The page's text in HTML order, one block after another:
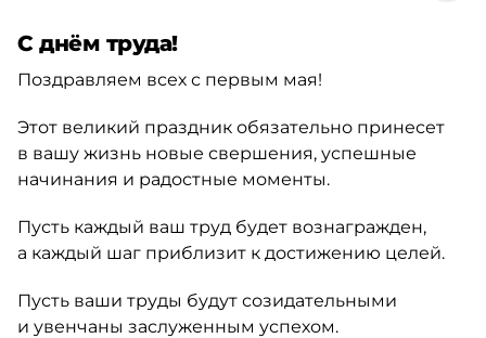
С днём труда!
Поздравляем всех с первым мая!
Этот великий праздник обязательно принесет
в вашу жизнь новые свершения, успешные
начинания и радостные моменты.
Пусть каждый ваш труд будет вознагражден,
а каждый шаг приблизит к достижению целей.
Пусть ваши труды будут созидательными
и увенчаны заслуженным успехом.